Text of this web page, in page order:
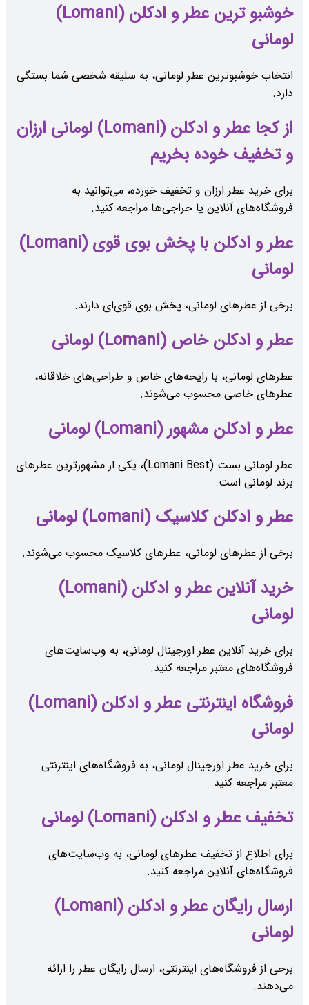
خوشبو ترین عطر و ادکلن (Lomani)
لومانی
انتخاب خوشبوترین عطر لومانی، به سلیقه شخصی شما بستگی
دارد.
از کجا عطر و ادکلن (Lomani) لومانی ارزان
و تخفیف خوده بخریم
برای خرید عطر ارزان و تخفیف خورده، می‌توانید به
فروشگاه‌های آنلاین یا حراجی‌ها مراجعه کنید.
عطر و ادکلن با پخش بوی قوی (Lomani)
لومانی
برخی از عطرهای لومانی، پخش بوی قوی‌ای دارند.
عطر و ادکلن خاص (Lomani) لومانی
عطرهای لومانی، با رایحه‌های خاص و طراحی‌های خلاقانه،
عطرهای خاصی محسوب می‌شوند.
عطر و ادکلن مشهور (Lomani) لومانی
عطر لومانی بست (Lomani Best)، یکی از مشهورترین عطرهای
برند لومانی است.
عطر و ادکلن کلاسیک (Lomani) لومانی
برخی از عطرهای لومانی، عطرهای کلاسیک محسوب می‌شوند.
خرید آنلاین عطر و ادکلن (Lomani)
لومانی
برای خرید آنلاین عطر اورجینال لومانی، به وب‌سایت‌های
فروشگاه‌های معتبر مراجعه کنید.
فروشگاه اینترنتی عطر و ادکلن (Lomani)
لومانی
برای خرید عطر اورجینال لومانی، به فروشگاه‌های اینترنتی
معتبر مراجعه کنید.
تخفیف عطر و ادکلن (Lomani) لومانی
برای اطلاع از تخفیف عطرهای لومانی، به وب‌سایت‌های
فروشگاه‌های آنلاین مراجعه کنید.
ارسال رایگان عطر و ادکلن (Lomani)
لومانی
برخی از فروشگاه‌های اینترنتی، ارسال رایگان عطر را ارائه
می‌دهند.